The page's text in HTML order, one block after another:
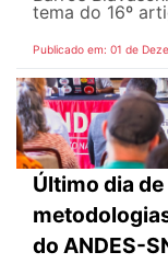
tema do 16º
Publicado em: 01 de
Último dia
do ANDES-